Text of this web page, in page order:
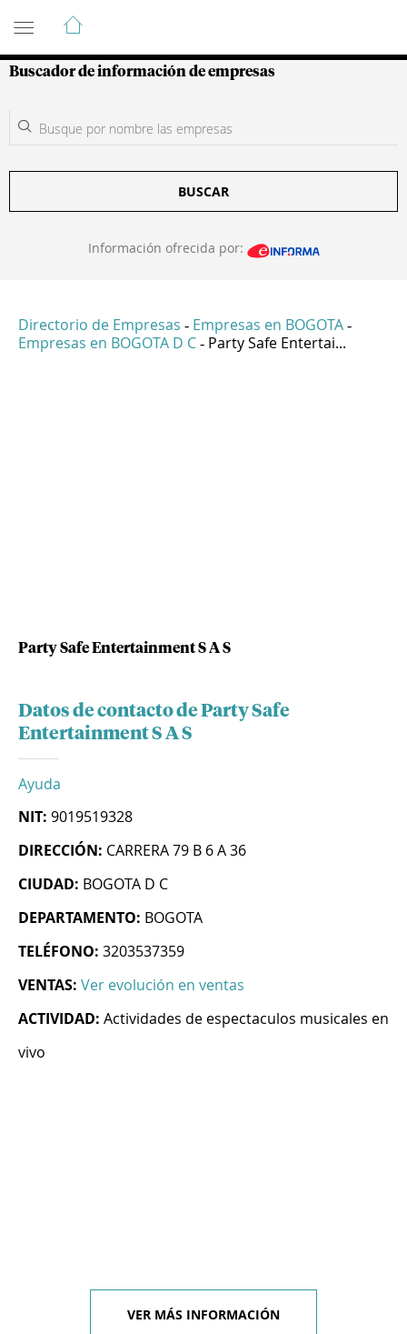
Guía de Empresas Colombianas
Buscador de información de empresas
BUSCAR
Información ofrecida por:
Directorio de Empresas - Empresas en BOGOTA -
Empresas en BOGOTA D C - Party Safe Entertai...
Party Safe Entertainment S A S
Datos de contacto de Party Safe
Entertainment S A S
Ayuda
NIT: 9019519328
DIRECCIÓN: CARRERA 79 B 6 A 36
CIUDAD: BOGOTA D C
DEPARTAMENTO: BOGOTA
TELÉFONO: 3203537359
VENTAS: Ver evolución en ventas
ACTIVIDAD: Actividades de espectaculos musicales en
vivo
VER MÁS INFORMACIÓN